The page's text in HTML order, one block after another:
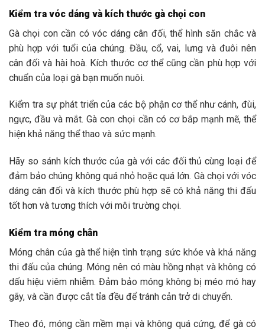
Kiểm tra vóc dáng và kích thước gà chọi con
Gà chọi con cần có vóc dáng cân đối, thể hình săn chắc và
phù hợp với tuổi của chúng. Đầu, cổ, vai, lưng và đuôi nên
cân đối và hài hoà. Kích thước cơ thể cũng cần phù hợp với
chuẩn của loại gà bạn muốn nuôi.
Kiểm tra sự phát triển của các bộ phận cơ thể như cánh, đùi,
ngực, đầu và mắt. Gà con chọi cần có cơ bắp mạnh mẽ, thể
hiện khả năng thể thao và sức mạnh.
Hãy so sánh kích thước của gà với các đối thủ cùng loại để
đảm bảo chúng không quá nhỏ hoặc quá lớn. Gà chọi với vóc
dáng cân đối và kích thước phù hợp sẽ có khả năng thi đấu
tốt hơn và tương thích với môi trường chọi.
Kiểm tra móng chân
Móng chân của gà thể hiện tình trạng sức khỏe và khả năng
thi đấu của chúng. Móng nên có màu hồng nhạt và không có
dấu hiệu viêm nhiễm. Đảm bảo móng không bị méo mó hay
gãy, và cần được cắt tỉa đều để tránh cản trở di chuyển.
Theo đó, móng cần mềm mại và không quá cứng, để gà có